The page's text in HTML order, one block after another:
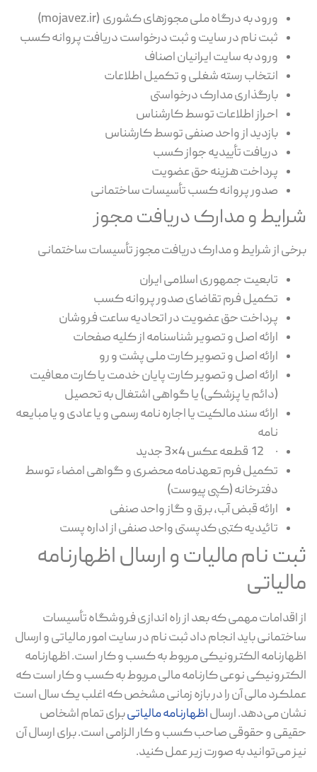
ورود به درگاه ملی مجوزهای کشوری (mojavez.ir)
ثبت نام در سایت و ثبت درخواست دریافت پروانه کسب
ورود به سایت ایرانیان اصناف
انتخاب رسته شغلی و تکمیل اطلاعات
بارگذاری مدارک درخواستی
احراز اطلاعات توسط کارشناس
بازدید از واحد صنفی توسط کارشناس
دریافت تأییدیه جواز کسب
پرداخت هزینه حق عضویت
صدور پروانه کسب تأسیسات ساختمانی
شرایط و مدارک دریافت مجوز
برخی از شرایط و مدارک دریافت مجوز تأسیسات ساختمانی
تابعیت جمهوری اسلامی ایران
تکمیل فرم تقاضای صدور پروانه کسب
پرداخت حق عضویت در اتحادیه ساعت فروشان
ارائه اصل و تصویر شناسنامه از کلیه صفحات
ارائه اصل و تصویر کارت ملی پشت و رو
ارائه اصل و تصویر کارت پایان خدمت یا کارت معافیت
(دائم یا پزشکی) یا گواهی اشتغال به تحصیل
ارائه سند مالکیت یا اجاره نامه رسمی و یا عادی و یا مبایعه
نامه
· 12 قطعه عکس 4×3 جدید
تکمیل فرم تعهدنامه محضری و گواهی امضاء توسط
دفترخانه (کپی پیوست)
ارائه قبض آب، برق و گاز واحد صنفی
تائیدیه کتبی کدپستی واحد صنفی از اداره پست
ثبت نام مالیات و ارسال اظهارنامه
مالیاتی
از اقدامات مهمی که بعد از راه اندازی فروشگاه تأسیسات
ساختمانی باید انجام داد ثبت نام در سایت امور مالیاتی و ارسال
اظهارنامه الکترونیکی مربوط به کسب و کار است. اظهارنامه
الکترونیکی نوعی کارنامه مالی مربوط به کسب و کار است که
عملکرد مالی آن را در بازه زمانی مشخص که اغلب یک سال است
نشان می‌دهد. ارسالاظهارنامه مالیاتیبرای تمام اشخاص
حقیقی و حقوقی صاحب کسب و کار الزامی است. برای ارسال آن
نیز می‌توانید به صورت زیر عمل کنید.